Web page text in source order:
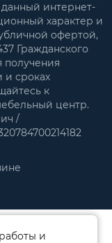
интернет-
характер и
офертой,
Гражданского
получения
сроках
к
центр.
/
и